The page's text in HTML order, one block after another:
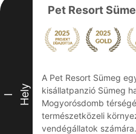
I Hely
Pet Resort
A Pet Resort Sümeg
kisállatpanzió Sümeg
Mogyorósdomb
természetközeli
vendégállatok